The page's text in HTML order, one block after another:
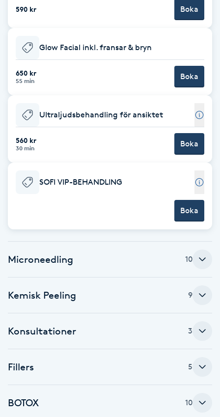
Fotsvamp
Fransborttagning
Fransfärgning
Fransförlängning
Fransförlängning Megavolym
Fransk manikyr
Fransrengöring
Friskvård
Frisör
590 kr Boka
Glow Facial inkl. fransar & bryn
650 kr
55 min Boka
Ultraljudsbehandling för ansiktet
560 kr
30 min Boka
SOFI VIP-BEHANDLING
Boka
Microneedling 10
Kemisk Peeling 9
Konsultationer 3
Fillers 5
BOTOX 10